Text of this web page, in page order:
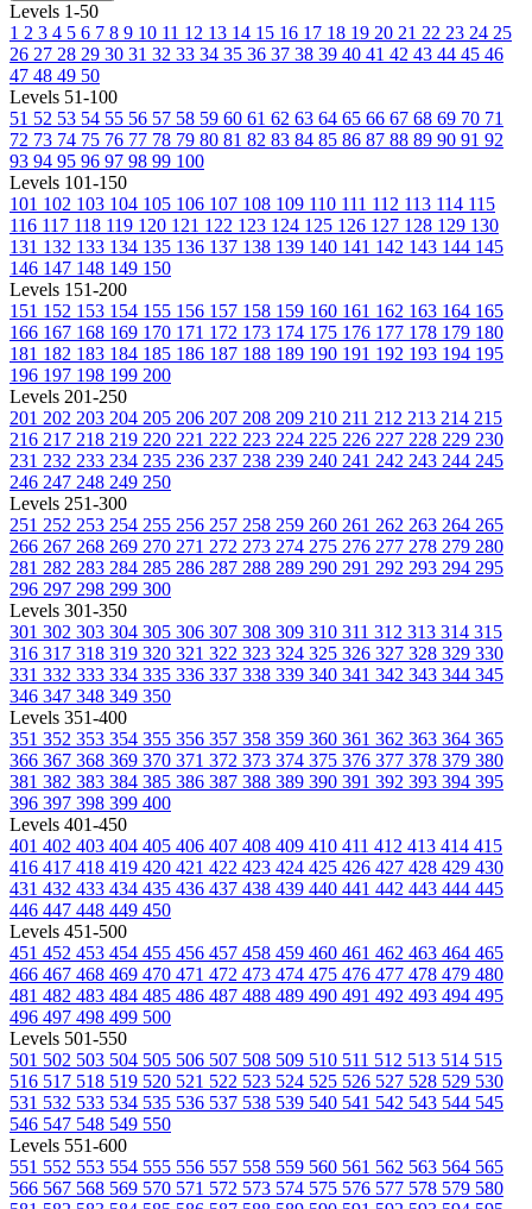
Levels 1-50
1 2 3 4 5 6 7 8 9 10 11 12 13 14 15 16 17 18 19 20 21 22 23 24 25
26 27 28 29 30 31 32 33 34 35 36 37 38 39 40 41 42 43 44 45 46
47 48 49 50
Levels 51-100
51 52 53 54 55 56 57 58 59 60 61 62 63 64 65 66 67 68 69 70 71
72 73 74 75 76 77 78 79 80 81 82 83 84 85 86 87 88 89 90 91 92
93 94 95 96 97 98 99 100
Levels 101-150
101 102 103 104 105 106 107 108 109 110 111 112 113 114 115
116 117 118 119 120 121 122 123 124 125 126 127 128 129 130
131 132 133 134 135 136 137 138 139 140 141 142 143 144 145
146 147 148 149 150
Levels 151-200
151 152 153 154 155 156 157 158 159 160 161 162 163 164 165
166 167 168 169 170 171 172 173 174 175 176 177 178 179 180
181 182 183 184 185 186 187 188 189 190 191 192 193 194 195
196 197 198 199 200
Levels 201-250
201 202 203 204 205 206 207 208 209 210 211 212 213 214 215
216 217 218 219 220 221 222 223 224 225 226 227 228 229 230
231 232 233 234 235 236 237 238 239 240 241 242 243 244 245
246 247 248 249 250
Levels 251-300
251 252 253 254 255 256 257 258 259 260 261 262 263 264 265
266 267 268 269 270 271 272 273 274 275 276 277 278 279 280
281 282 283 284 285 286 287 288 289 290 291 292 293 294 295
296 297 298 299 300
Levels 301-350
301 302 303 304 305 306 307 308 309 310 311 312 313 314 315
316 317 318 319 320 321 322 323 324 325 326 327 328 329 330
331 332 333 334 335 336 337 338 339 340 341 342 343 344 345
346 347 348 349 350
Levels 351-400
351 352 353 354 355 356 357 358 359 360 361 362 363 364 365
366 367 368 369 370 371 372 373 374 375 376 377 378 379 380
381 382 383 384 385 386 387 388 389 390 391 392 393 394 395
396 397 398 399 400
Levels 401-450
401 402 403 404 405 406 407 408 409 410 411 412 413 414 415
416 417 418 419 420 421 422 423 424 425 426 427 428 429 430
431 432 433 434 435 436 437 438 439 440 441 442 443 444 445
446 447 448 449 450
Levels 451-500
451 452 453 454 455 456 457 458 459 460 461 462 463 464 465
466 467 468 469 470 471 472 473 474 475 476 477 478 479 480
481 482 483 484 485 486 487 488 489 490 491 492 493 494 495
496 497 498 499 500
Levels 501-550
501 502 503 504 505 506 507 508 509 510 511 512 513 514 515
516 517 518 519 520 521 522 523 524 525 526 527 528 529 530
531 532 533 534 535 536 537 538 539 540 541 542 543 544 545
546 547 548 549 550
Levels 551-600
551 552 553 554 555 556 557 558 559 560 561 562 563 564 565
566 567 568 569 570 571 572 573 574 575 576 577 578 579 580